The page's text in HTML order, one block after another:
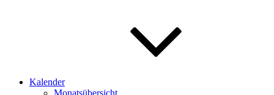
Kalender
Monatsübersicht